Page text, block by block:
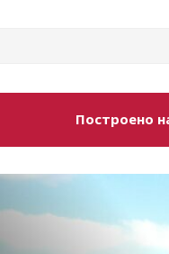
Построено